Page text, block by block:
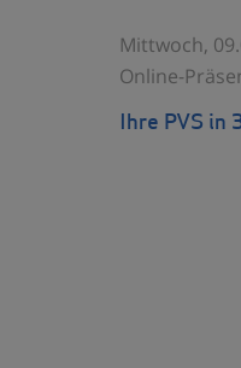
Mittwoch,
Online-
Ihre PVS